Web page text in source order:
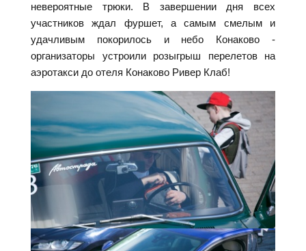
невероятные трюки. В завершении дня всех
участников ждал фуршет, а самым смелым и
удачливым покорилось и небо Конаково -
организаторы устроили розыгрыш перелетов на
аэротакси до отеля Конаково Ривер Клаб!